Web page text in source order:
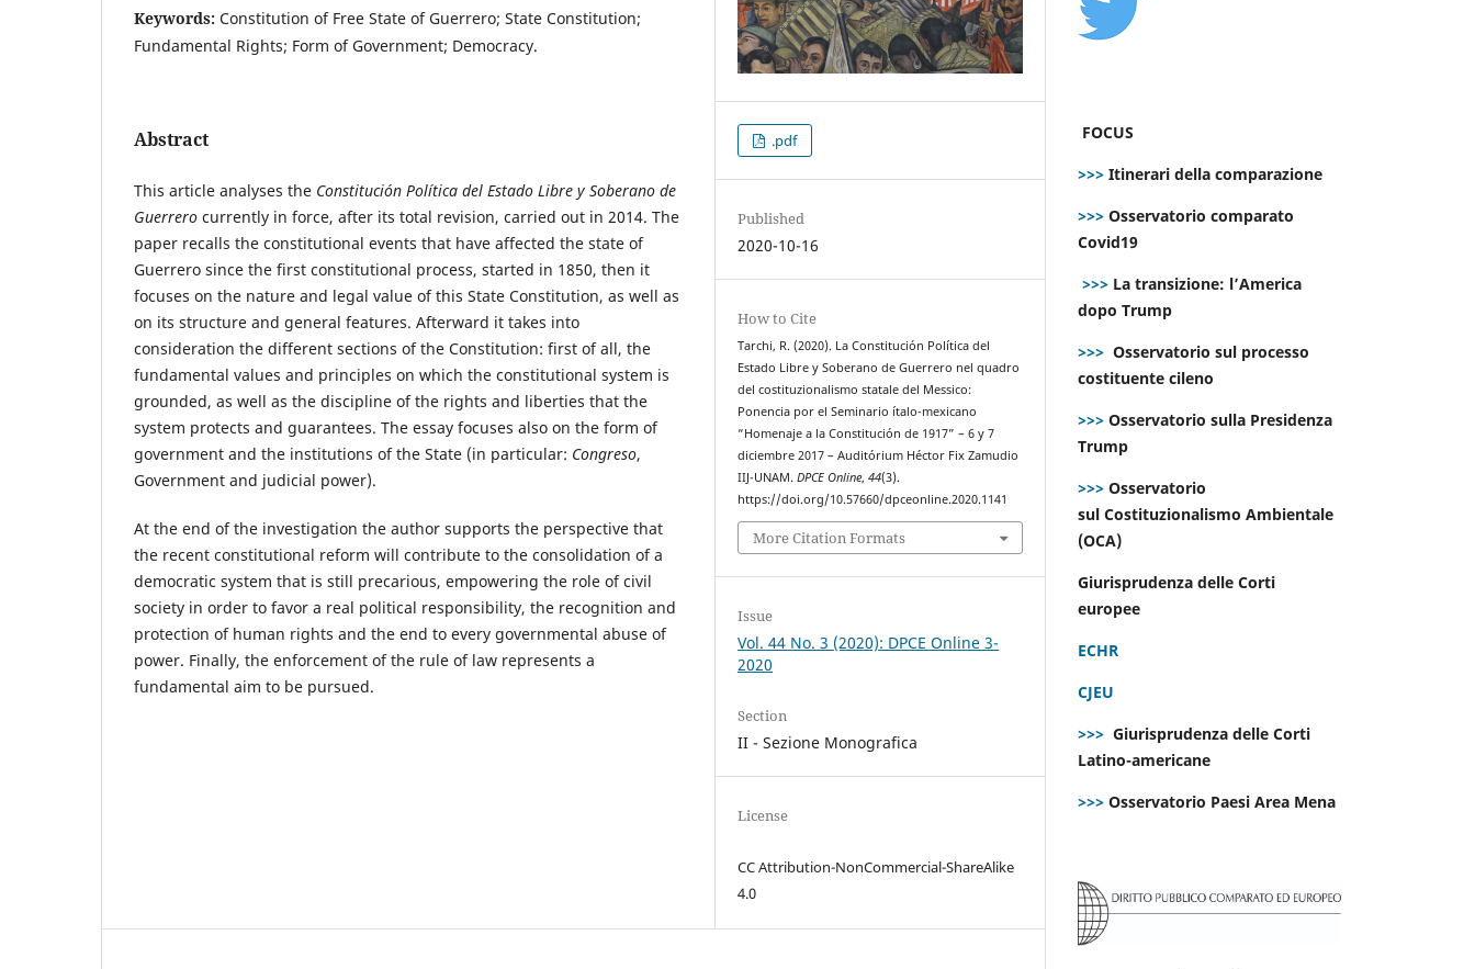
Keywords: Constitution of Free State of Guerrero; State Constitution;
Fundamental Rights; Form of Government; Democracy.
Abstract
This article analyses the Constitución Política del Estado Libre y Soberano de
Guerrero currently in force, after its total revision, carried out in 2014. The
paper recalls the constitutional events that have affected the state of
Guerrero since the first constitutional process, started in 1850, then it
focuses on the nature and legal value of this State Constitution, as well as
on its structure and general features. Afterward it takes into
consideration the different sections of the Constitution: first of all, the
fundamental values and principles on which the constitutional system is
grounded, as well as the discipline of the rights and liberties that the
system protects and guarantees. The essay focuses also on the form of
government and the institutions of the State (in particular: Congreso,
Government and judicial power).
At the end of the investigation the author supports the perspective that
the recent constitutional reform will contribute to the consolidation of a
democratic system that is still precarious, empowering the role of civil
society in order to favor a real political responsibility, the recognition and
protection of human rights and the end to every governmental abuse of
power. Finally, the enforcement of the rule of law represents a
fundamental aim to be pursued.
.pdf
Published
2020-10-16
How to Cite
Tarchi, R. (2020). La Constitución Política del
Estado Libre y Soberano de Guerrero nel quadro
del costituzionalismo statale del Messico:
Ponencia por el Seminario ítalo-mexicano
“Homenaje a la Constitución de 1917” – 6 y 7
diciembre 2017 – Auditórium Héctor Fix Zamudio
IIJ-UNAM.DPCE Online,44(3).
https://doi.org/10.57660/dpceonline.2020.1141
More Citation Formats
Issue
Vol. 44 No. 3 (2020): DPCE Online 3-
2020
Section
II - Sezione Monografica
License
CC Attribution-NonCommercial-ShareAlike
4.0
FOCUS
>>> Itinerari della comparazione
>>> Osservatorio comparato
Covid19
>>> La transizione: l’America
dopo Trump
>>> Osservatorio sul processo
costituente cileno
>>> Osservatorio sulla Presidenza
Trump
>>> Osservatorio
sul Costituzionalismo Ambientale
(OCA)
Giurisprudenza delle Corti
europee
ECHR
CJEU
>>> Giurisprudenza delle Corti
Latino-americane
>>> Osservatorio Paesi Area Mena